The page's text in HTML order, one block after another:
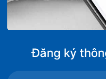
Đăng ký